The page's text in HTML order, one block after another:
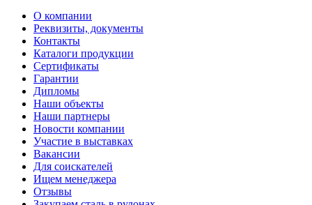
О компании
Реквизиты, документы
Контакты
Каталоги продукции
Сертификаты
Гарантии
Дипломы
Наши объекты
Наши партнеры
Новости компании
Участие в выставках
Вакансии
Для соискателей
Ищем менеджера
Отзывы